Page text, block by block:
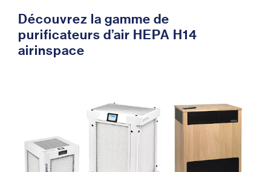
Découvrez la gamme de
purificateurs d’air HEPA H14
airinspace